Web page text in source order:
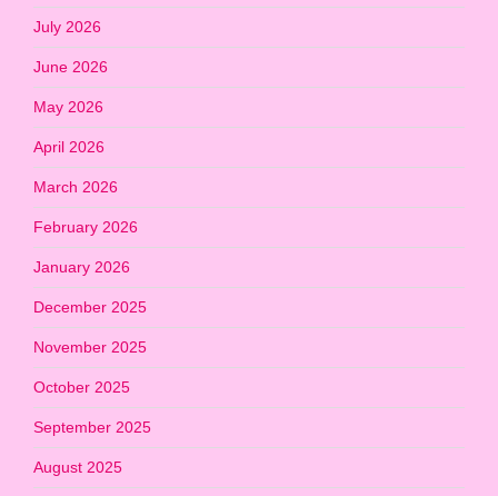
July 2026
June 2026
May 2026
April 2026
March 2026
February 2026
January 2026
December 2025
November 2025
October 2025
September 2025
August 2025